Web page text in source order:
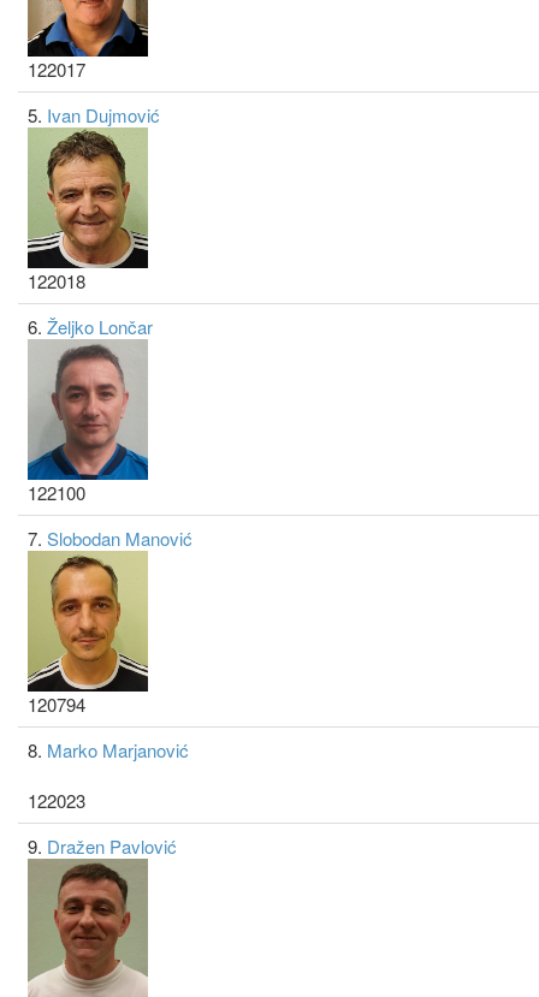
122017
5. Ivan Dujmović
122018
6. Željko Lončar
122100
7. Slobodan Manović
120794
8. Marko Marjanović
122023
9. Dražen Pavlović